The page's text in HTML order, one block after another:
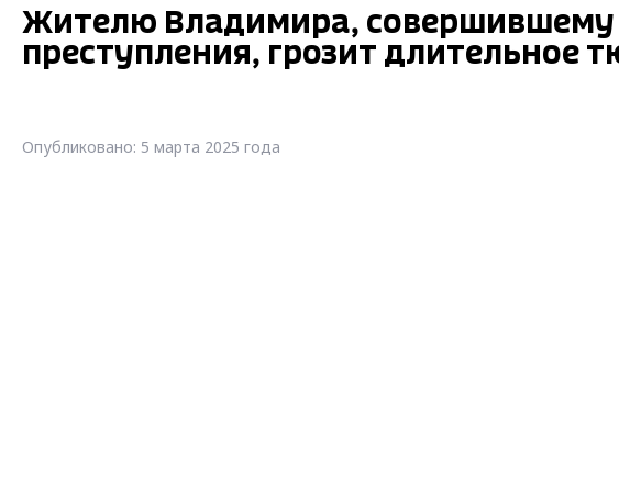
Жителю Владимира, совершившему
преступления, грозит длительное
Опубликовано: 5 марта 2025 года